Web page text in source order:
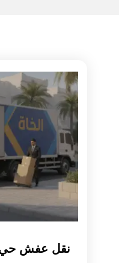
نقل عفش حي